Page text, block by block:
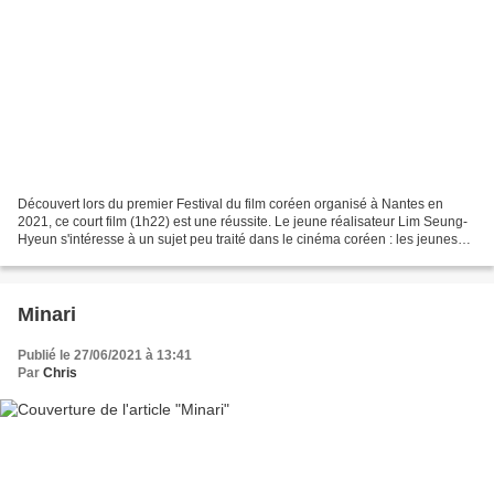
Découvert lors du premier Festival du film coréen organisé à Nantes en
2021, ce court film (1h22) est une réussite. Le jeune réalisateur Lim Seung-
Hyeun s'intéresse à un sujet peu traité dans le cinéma coréen : les jeunes
Minari
Publié le 27/06/2021 à 13:41
Par Chris